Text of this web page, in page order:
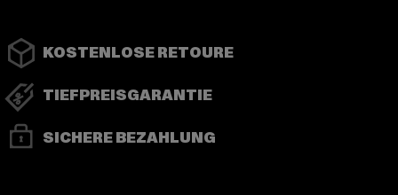
KOSTENLOSE RETOURE
TIEFPREISGARANTIE
SICHERE BEZAHLUNG